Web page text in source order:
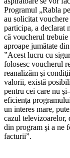
Programul „Rabla
au solicitat
participa, a declarat
că voucherul
aproape jumătate
”Acest lucru cu
folosesc voucherul
reanalizăm şi
valorii, există
pentru cei care nu
eficienţa
un interes mare,
cazul televizoarelor,
din program şi a ne
facturii”.